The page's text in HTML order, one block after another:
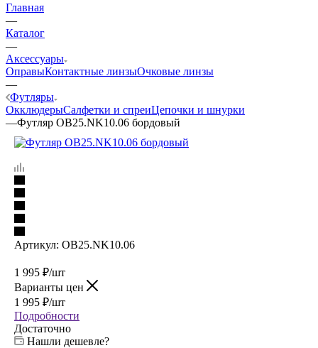
Главная
—
Каталог
—
Аксессуары
ОправыКонтактные линзыОчковые линзы
—
Футляры
ОкклюдерыСалфетки и спреиЦепочки и шнурки
—Футляр OB25.NK10.06 бордовый
Артикул: OB25.NK10.06
1 995 ₽/шт
Варианты цен
1 995 ₽/шт
Подробности
Достаточно
Нашли дешевле?